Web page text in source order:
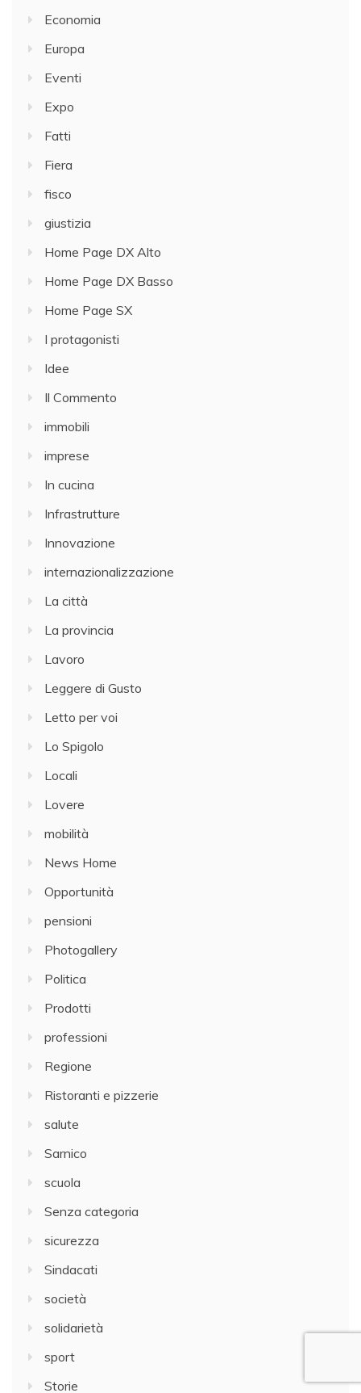
Economia
Europa
Eventi
Expo
Fatti
Fiera
fisco
giustizia
Home Page DX Alto
Home Page DX Basso
Home Page SX
I protagonisti
Idee
Il Commento
immobili
imprese
In cucina
Infrastrutture
Innovazione
internazionalizzazione
La città
La provincia
Lavoro
Leggere di Gusto
Letto per voi
Lo Spigolo
Locali
Lovere
mobilità
News Home
Opportunità
pensioni
Photogallery
Politica
Prodotti
professioni
Regione
Ristoranti e pizzerie
salute
Sarnico
scuola
Senza categoria
sicurezza
Sindacati
società
solidarietà
sport
Storie